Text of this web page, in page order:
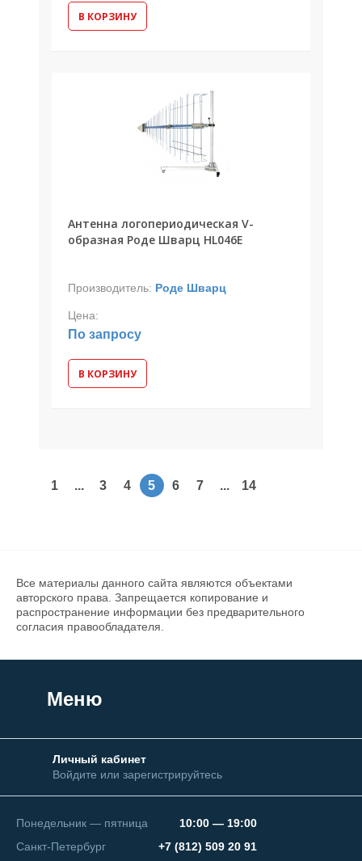
В КОРЗИНУ
Антенна логопериодическая V-
образная Роде Шварц HL046E
Производитель: Роде Шварц
Цена:
По запросу
В КОРЗИНУ
1 ... 3 4 5 6 7 ... 14
Все материалы данного сайта являются объектами
авторского права. Запрещается копирование и
распространение информации без предварительного
согласия правообладателя.
Меню
Личный кабинет
Войдите или зарегистрируйтесь
Понедельник — пятница
10:00 — 19:00
Санкт-Петербург
+7 (812) 509 20 91